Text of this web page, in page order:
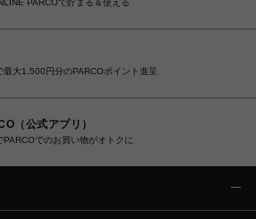
PARCOで貯まる＆使える
最大1,500円分のPARCOポイント進呈
（公式アプリ）
PARCOでのお買い物がオトクに